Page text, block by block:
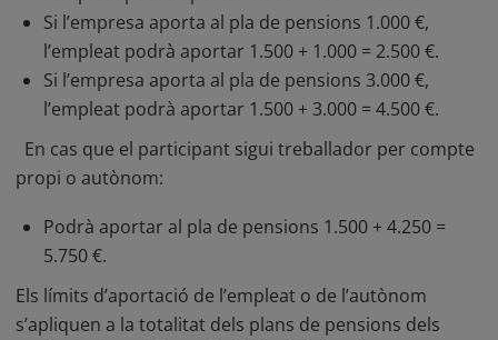
Si l’empresa aporta al pla de pensions 1.000 €,
l’empleat podrà aportar 1.500 + 1.000 = 2.500 €.
Si l’empresa aporta al pla de pensions 3.000 €,
l’empleat podrà aportar 1.500 + 3.000 = 4.500 €.
En cas que el participant sigui treballador per compte
propi o autònom:
Podrà aportar al pla de pensions 1.500 + 4.250 =
5.750 €.
Els límits d’aportació de l’empleat o de l’autònom
s’apliquen a la totalitat dels plans de pensions dels